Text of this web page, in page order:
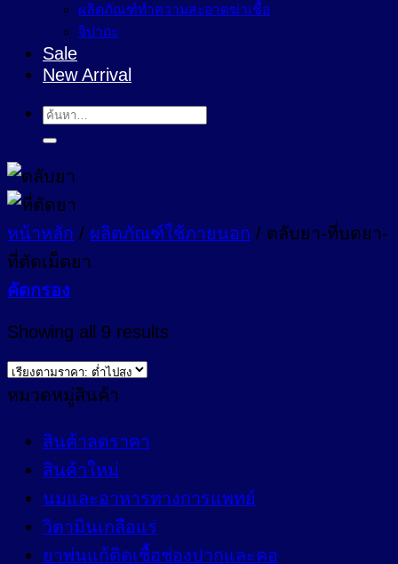
ผลิตภัณฑ์ทำความสะอาดฆ่าเชื้อ
จิปาถะ
Sale
New Arrival
ค้นหา:
หน้าหลัก / ผลิตภัณฑ์ใช้ภายนอก / ตลับยา-ที่บดยา-
ที่ตัดเม็ดยา
คัดกรอง
Showing all 9 results
หมวดหมู่สินค้า
สินค้าลดราคา
สินค้าใหม่
นมและอาหารทางการแพทย์
วิตามินเกลือแร่
ยาพ่นแก้ติดเชื้อช่องปากและคอ